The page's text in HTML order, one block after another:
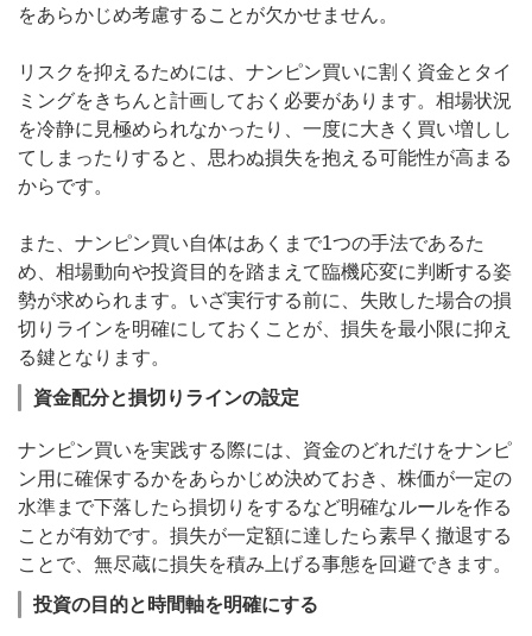
をあらかじめ考慮することが欠かせません。
リスクを抑えるためには、ナンピン買いに割く資金とタイ
ミングをきちんと計画しておく必要があります。相場状況
を冷静に見極められなかったり、一度に大きく買い増しし
てしまったりすると、思わぬ損失を抱える可能性が高まる
からです。
また、ナンピン買い自体はあくまで1つの手法であるた
め、相場動向や投資目的を踏まえて臨機応変に判断する姿
勢が求められます。いざ実行する前に、失敗した場合の損
切りラインを明確にしておくことが、損失を最小限に抑え
る鍵となります。
資金配分と損切りラインの設定
ナンピン買いを実践する際には、資金のどれだけをナンピ
ン用に確保するかをあらかじめ決めておき、株価が一定の
水準まで下落したら損切りをするなど明確なルールを作る
ことが有効です。損失が一定額に達したら素早く撤退する
ことで、無尽蔵に損失を積み上げる事態を回避できます。
投資の目的と時間軸を明確にする